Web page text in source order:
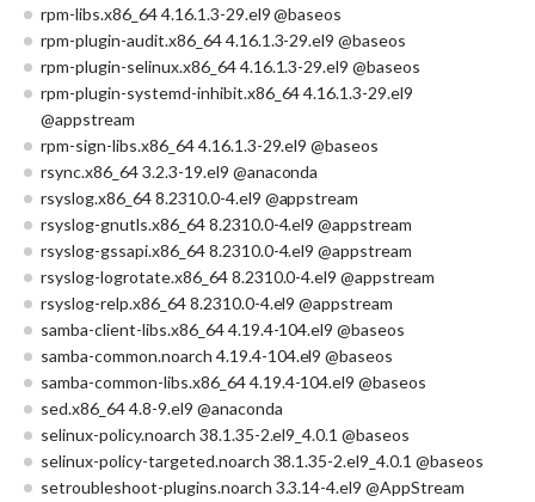
rpm-libs.x86_64 4.16.1.3-29.el9 @baseos
rpm-plugin-audit.x86_64 4.16.1.3-29.el9 @baseos
rpm-plugin-selinux.x86_64 4.16.1.3-29.el9 @baseos
rpm-plugin-systemd-inhibit.x86_64 4.16.1.3-29.el9
@appstream
rpm-sign-libs.x86_64 4.16.1.3-29.el9 @baseos
rsync.x86_64 3.2.3-19.el9 @anaconda
rsyslog.x86_64 8.2310.0-4.el9 @appstream
rsyslog-gnutls.x86_64 8.2310.0-4.el9 @appstream
rsyslog-gssapi.x86_64 8.2310.0-4.el9 @appstream
rsyslog-logrotate.x86_64 8.2310.0-4.el9 @appstream
rsyslog-relp.x86_64 8.2310.0-4.el9 @appstream
samba-client-libs.x86_64 4.19.4-104.el9 @baseos
samba-common.noarch 4.19.4-104.el9 @baseos
samba-common-libs.x86_64 4.19.4-104.el9 @baseos
sed.x86_64 4.8-9.el9 @anaconda
selinux-policy.noarch 38.1.35-2.el9_4.0.1 @baseos
selinux-policy-targeted.noarch 38.1.35-2.el9_4.0.1 @baseos
setroubleshoot-plugins.noarch 3.3.14-4.el9 @AppStream